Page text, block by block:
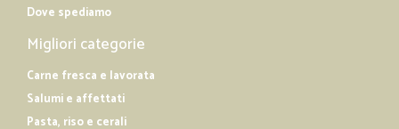
Dove spediamo
Migliori categorie
Carne fresca e lavorata
Salumi e affettati
Pasta, riso e cerali